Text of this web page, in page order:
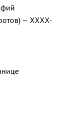
— XXXX-